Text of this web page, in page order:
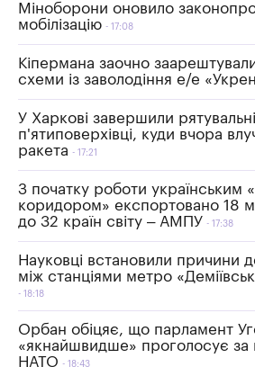
Міноборони оновило
мобілізацію
17:08
Кіпермана заочно
схеми із заволодіння е/е
У Харкові завершили
п'ятиповерхівці, куди вчора
ракета
17:21
З початку роботи українським
коридором» експортовано 18
до 32 країн світу – АМПУ
17:38
Науковці встановили причини
між станціями метро
18:18
Орбан обіцяє, що парламент
«якнайшвидше» проголосує за
НАТО
18:43